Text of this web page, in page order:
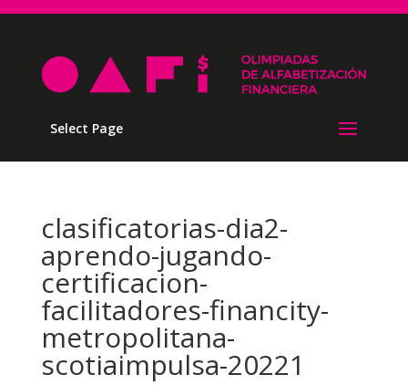
Select Page
clasificatorias-dia2-
aprendo-jugando-
certificacion-
facilitadores-financity-
metropolitana-
scotiaimpulsa-20221